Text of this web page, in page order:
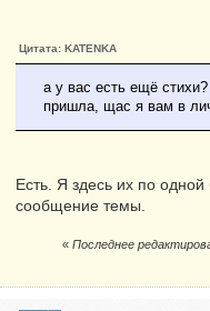
Цитата: KATENKA
а у вас есть ещё
пришла, щас я вам в
Есть. Я здесь их по
сообщение темы.
« Последнее